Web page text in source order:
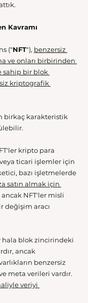
Kavramı
("NFT"), benzersiz
ve onları birbirinden
sahip bir blok
kriptografik
birkaç karakteristik
kripto para
ticari işlemler için
bazı işletmelerde
satın almak için
ancak NFT'ler misli
değişim aracı
hala blok zincirindeki
ancak
benzersiz
meta verileri vardır.
veriyi